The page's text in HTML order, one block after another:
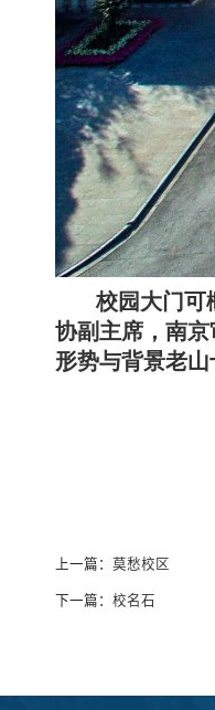
校园大门可
协副主席，南
形势与背景老山
上一篇： 莫愁校区
下一篇： 校名石